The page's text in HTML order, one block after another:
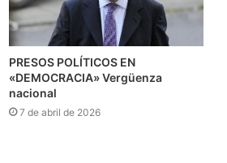
PRESOS POLÍTICOS EN
«DEMOCRACIA» Vergüenza
nacional
7 de abril de 2026